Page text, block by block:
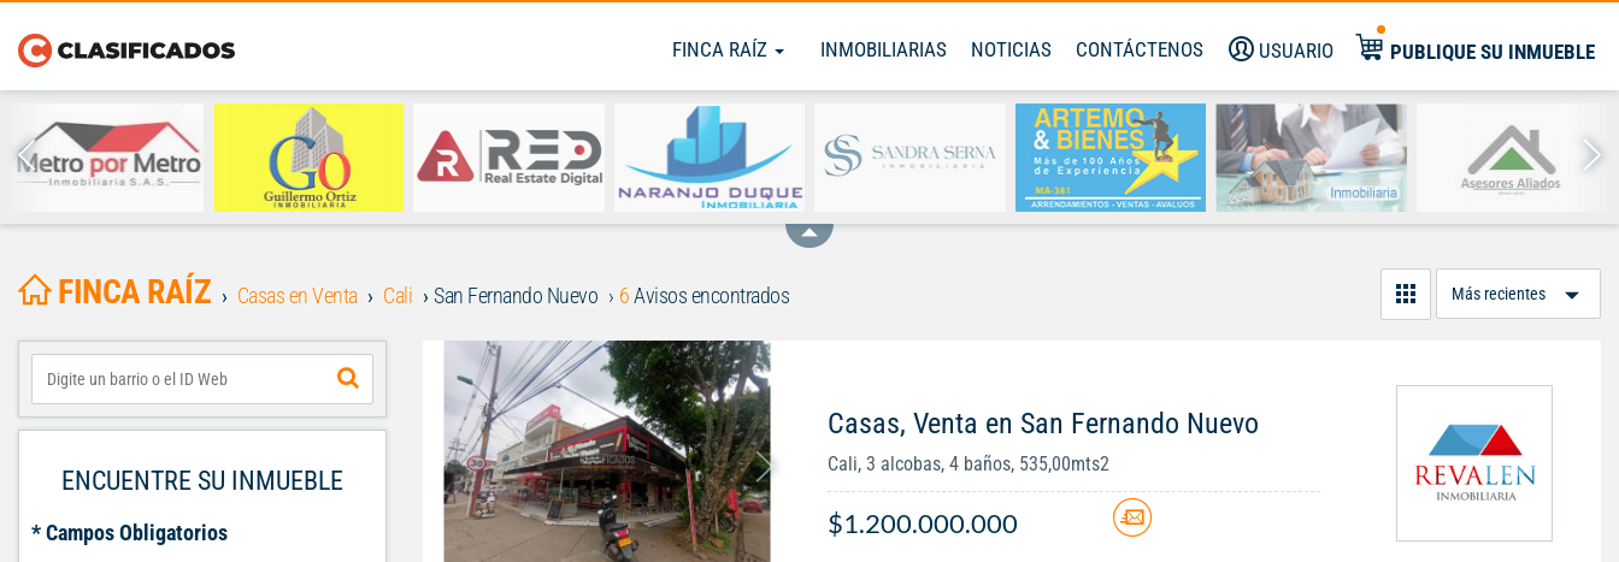
FINCA RAÍZ INMOBILIARIAS NOTICIAS CONTÁCTENOS USUARIO PUBLIQUE SU INMUEBLE
FINCA RAÍZ Casas en Venta Cali San Fernando Nuevo 6Avisos encontrados
Casas, Venta en San Fernando Nuevo
Cali, 3 alcobas, 4 baños, 535,00mts2
$1.200.000.000
ENCUENTRE SU INMUEBLE
* Campos Obligatorios